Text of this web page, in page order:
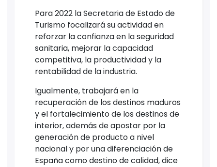
Para 2022 la Secretaria de Estado de
Turismo focalizará su actividad en
reforzar la confianza en la seguridad
sanitaria, mejorar la capacidad
competitiva, la productividad y la
rentabilidad de la industria.
Igualmente, trabajará en la
recuperación de los destinos maduros
y el fortalecimiento de los destinos de
interior, además de apostar por la
generación de producto a nivel
nacional y por una diferenciación de
España como destino de calidad, dice